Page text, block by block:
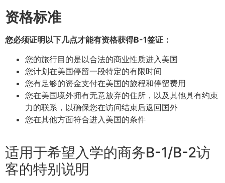
资格标准
您必须证明以下几点才能有资格获得B-1签证：
您的旅行目的是以合法的商业性质进入美国
您计划在美国停留一段特定的有限时间
您有足够的资金支付在美国的旅程和停留费用
您在美国境外拥有无意放弃的住所，以及其他具有约束
力的联系，以确保您在访问结束后返回国外
您在其他方面符合进入美国的条件
适用于希望入学的商务B-1/B-2访
客的特别说明